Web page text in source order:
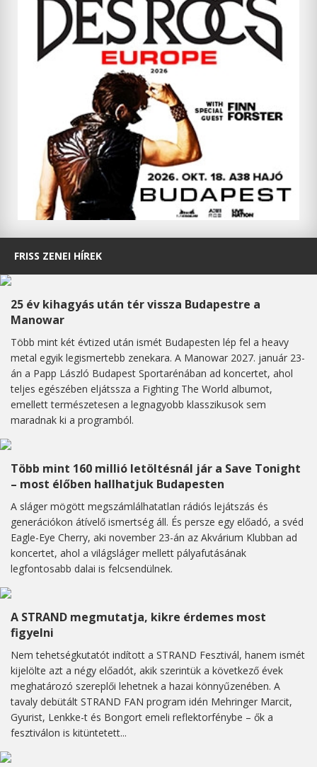
FRISS ZENEI HÍREK
25 év kihagyás után tér vissza Budapestre a
Manowar
Több mint két évtized után ismét Budapesten lép fel a heavy
metal egyik legismertebb zenekara. A Manowar 2027. január 23-
án a Papp László Budapest Sportarénában ad koncertet, ahol
teljes egészében eljátssza a Fighting The World albumot,
emellett természetesen a legnagyobb klasszikusok sem
maradnak ki a programból.
Több mint 160 millió letöltésnál jár a Save Tonight
– most élőben hallhatjuk Budapesten
A sláger mögött megszámlálhatatlan rádiós lejátszás és
generációkon átívelő ismertség áll. És persze egy előadó, a svéd
Eagle-Eye Cherry, aki november 23-án az Akvárium Klubban ad
koncertet, ahol a világsláger mellett pályafutásának
legfontosabb dalai is felcsendülnek.
A STRAND megmutatja, kikre érdemes most
figyelni
Nem tehetségkutatót indított a STRAND Fesztivál, hanem ismét
kijelölte azt a négy előadót, akik szerintük a következő évek
meghatározó szereplői lehetnek a hazai könnyűzenében. A
tavaly debütált STRAND FAN program idén Mehringer Marcit,
Gyurist, Lenkke-t és Bongort emeli reflektorfénybe – ők a
fesztiválon is kitüntetett...